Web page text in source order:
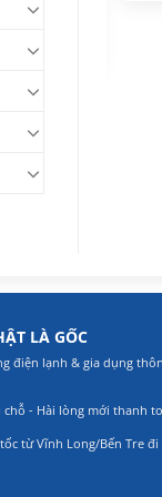
₫Giá
là:
LÀ GỐC
điện lạnh & gia dụng
- Hài lòng mới thanh
từ Vĩnh Long/Bến Tre đi